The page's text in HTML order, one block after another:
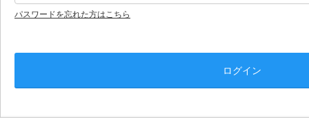
パスワードを忘れた方はこちら